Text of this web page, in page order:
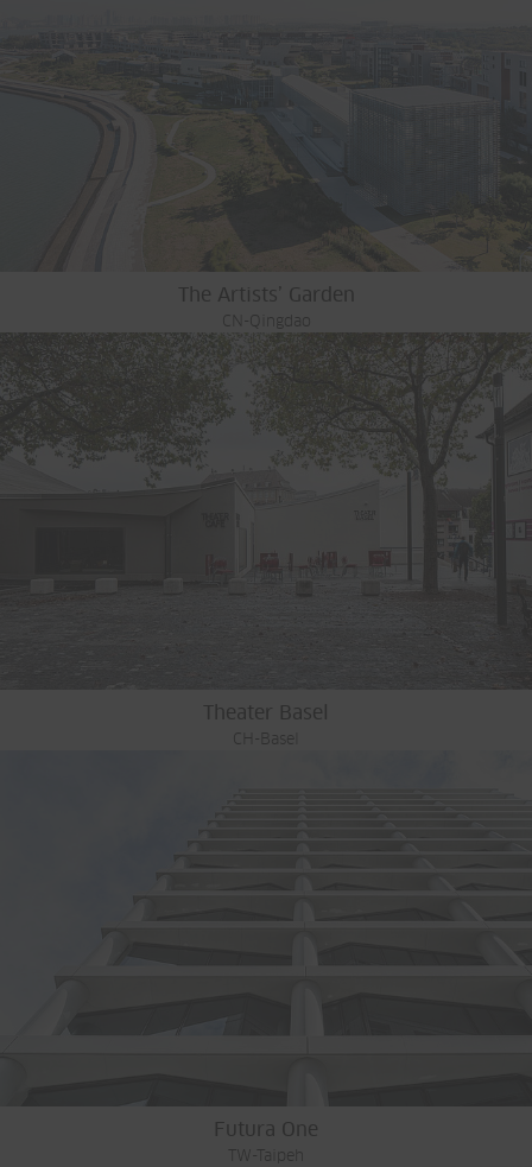
The Artists’ Garden
CN-Qingdao
Theater Basel
CH-Basel
Futura One
TW-Taipeh